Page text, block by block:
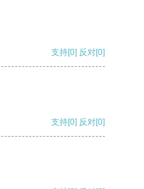
支持[0] 反对[0]
支持[0] 反对[0]